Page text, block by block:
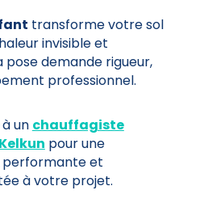
transforme votre sol
invisible et
demande rigueur,
professionnel.
un chauffagiste
pour une
performante et
à votre projet.